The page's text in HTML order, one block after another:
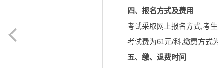
四、报名方式及费用
考试采取网上报名方式,考
考试费为61元/科,缴费方式
五、缴、退费时间